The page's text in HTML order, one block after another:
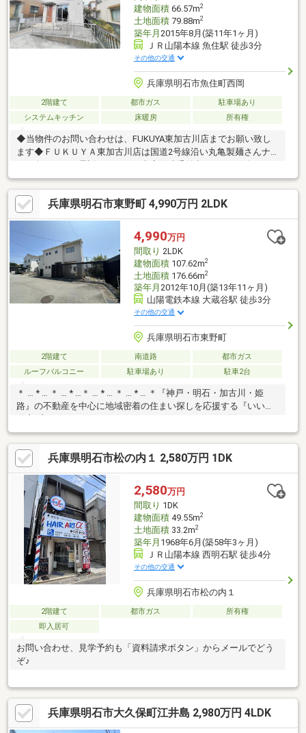
建物面積66.57m2
土地面積79.88m2
築年月 2015年8月(築11年1ヶ月)
ＪＲ山陽本線 魚住駅 徒歩3分
その他の交通
兵庫県明石市魚住町西岡
2階建て 都市ガス
駐車場あり
システムキッチン
床暖房 所有権
◆当物件のお問い合わせは、FUKUYA東加古川店までお願い致し
ます◆ＦＵＫＵＹＡ東加古川店は国道2号線沿い丸亀製麺さんナ
ナメ向かい。お電話、メールご来店随時受付中です。お気軽にご
来店お待ちしております。●床暖房付き（1F全体）●S=納戸【物件
の特徴】■2沿線利用可で通勤通学に便利！■「太陽光発電」で快
適＆エコな暮らしを始めよう■空気もクリーンでご家族に優しい
床暖房付（1階全体）■便利な全居室収納スペース付■空室につ
き、ゆっくりご内覧いただけます。■お問い合わせはFUKUYA東加
古川店まで。■お気軽にお問い合わせください。
兵庫県明石市東野町 4,990万円 2LDK
4,990万円
間取り 2LDK
建物面積107.62m2
土地面積176.66m2
築年月 2012年10月(築13年11ヶ月)
山陽電鉄本線 大蔵谷駅 徒歩3分
その他の交通
兵庫県明石市東野町
2階建て 南道路
都市ガス
ルーフバルコニー
駐車場あり 駐車2台
＊ … * … ＊ … * …＊ … * … ＊ … * … ＊『神戸・明石・加古川・姫
路』の不動産を中心に地域密着の住まい探しを応援する『いい不
ト☆●交通・山陽電鉄本線「大蔵谷」駅 徒歩3分・JR山陽本線
「明石」駅 徒歩21分●土地面積は53坪超。南側幅員約7.6mの公道
に接道。●約16.0帖のLDKは3面採光。●約9.2帖の洋室は、約4.6帖
ずつの2部屋に仕切り「3LDK」へリフォーム可(※別途費用)●2台分
のカーゲート付き駐車スペース(普通車1台、小型車1台)
兵庫県明石市松の内１ 2,580万円 1DK
2,580万円
間取り 1DK
建物面積49.55m2
土地面積33.2m2
築年月 1968年6月(築58年3ヶ月)
ＪＲ山陽本線 西明石駅 徒歩4分
その他の交通
兵庫県明石市松の内１
2階建て 都市ガス
所有権
即入居可
お問い合わせ、見学予約も「資料請求ボタン」からメールでどう
ぞ♪
兵庫県明石市大久保町江井島 2,980万円 4LDK